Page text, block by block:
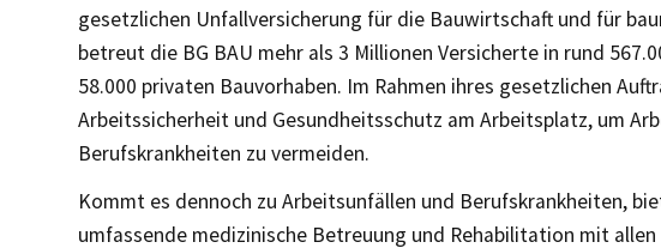
gesetzlichen Unfallversicherung für die Bauwirtschaft und für
betreut die BG BAU mehr als 3 Millionen Versicherte in rund
58.000 privaten Bauvorhaben. Im Rahmen ihres gesetzlichen
Arbeitssicherheit und Gesundheitsschutz am Arbeitsplatz, um
Berufskrankheiten zu vermeiden.
Kommt es dennoch zu Arbeitsunfällen und Berufskrankheiten,
umfassende medizinische Betreuung und Rehabilitation mit